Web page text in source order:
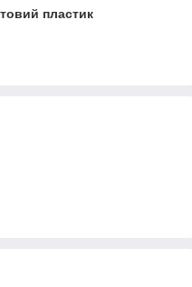
пластик